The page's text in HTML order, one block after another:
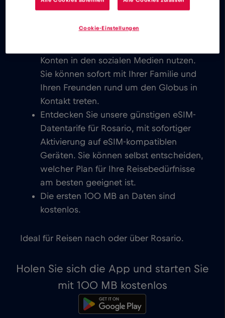
Sie können E-Mails schreiben, chatten,
Konten in den sozialen Medien nutzen.
Sie können sofort mit Ihrer Familie und
Ihren Freunden rund um den Globus in
Kontakt treten.
Entdecken Sie unsere günstigen eSIM-
Datentarife für Rosario, mit sofortiger
Aktivierung auf eSIM-kompatiblen
Geräten. Sie können selbst entscheiden,
welcher Plan für Ihre Reisebedürfnisse
am besten geeignet ist.
Die ersten 100 MB an Daten sind
kostenlos.
Ideal für Reisen nach oder über Rosario.
Holen Sie sich die App und starten Sie
mit 100 MB kostenlos
Cookie-Einstellungen